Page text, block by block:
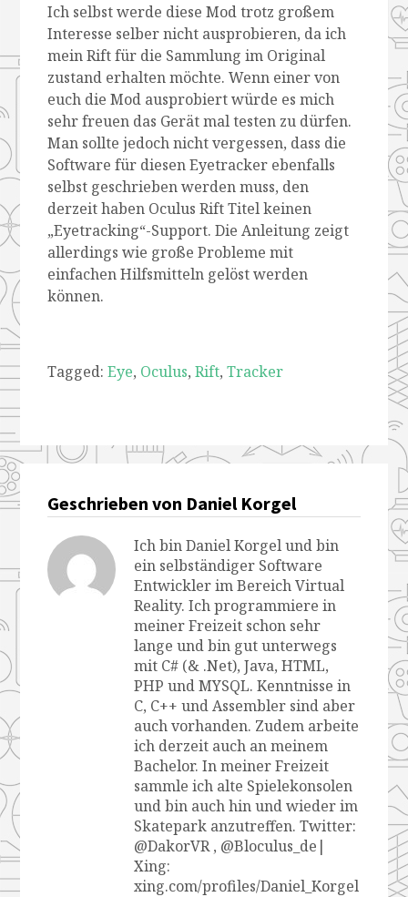
Ich selbst werde diese Mod trotz großem
Interesse selber nicht ausprobieren, da ich
mein Rift für die Sammlung im Original
zustand erhalten möchte. Wenn einer von
euch die Mod ausprobiert würde es mich
sehr freuen das Gerät mal testen zu dürfen.
Man sollte jedoch nicht vergessen, dass die
Software für diesen Eyetracker ebenfalls
selbst geschrieben werden muss, den
derzeit haben Oculus Rift Titel keinen
„Eyetracking“-Support. Die Anleitung zeigt
allerdings wie große Probleme mit
einfachen Hilfsmitteln gelöst werden
können.
Tagged:Eye, Oculus,Rift,Tracker
Geschrieben von Daniel Korgel
Ich bin Daniel Korgel und bin
ein selbständiger Software
Entwickler im Bereich Virtual
Reality. Ich programmiere in
meiner Freizeit schon sehr
lange und bin gut unterwegs
mit C# (& .Net), Java, HTML,
PHP und MYSQL. Kenntnisse in
C, C++ und Assembler sind aber
auch vorhanden. Zudem arbeite
ich derzeit auch an meinem
Bachelor. In meiner Freizeit
sammle ich alte Spielekonsolen
und bin auch hin und wieder im
Skatepark anzutreffen. Twitter:
@DakorVR , @Bloculus_de|
Xing:
xing.com/profiles/Daniel_Korgel